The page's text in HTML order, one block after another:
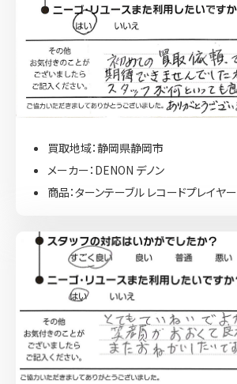
買取地域：静岡県静岡市
メーカー：DENON デノン
商品：ターンテーブル レコードプレイヤー